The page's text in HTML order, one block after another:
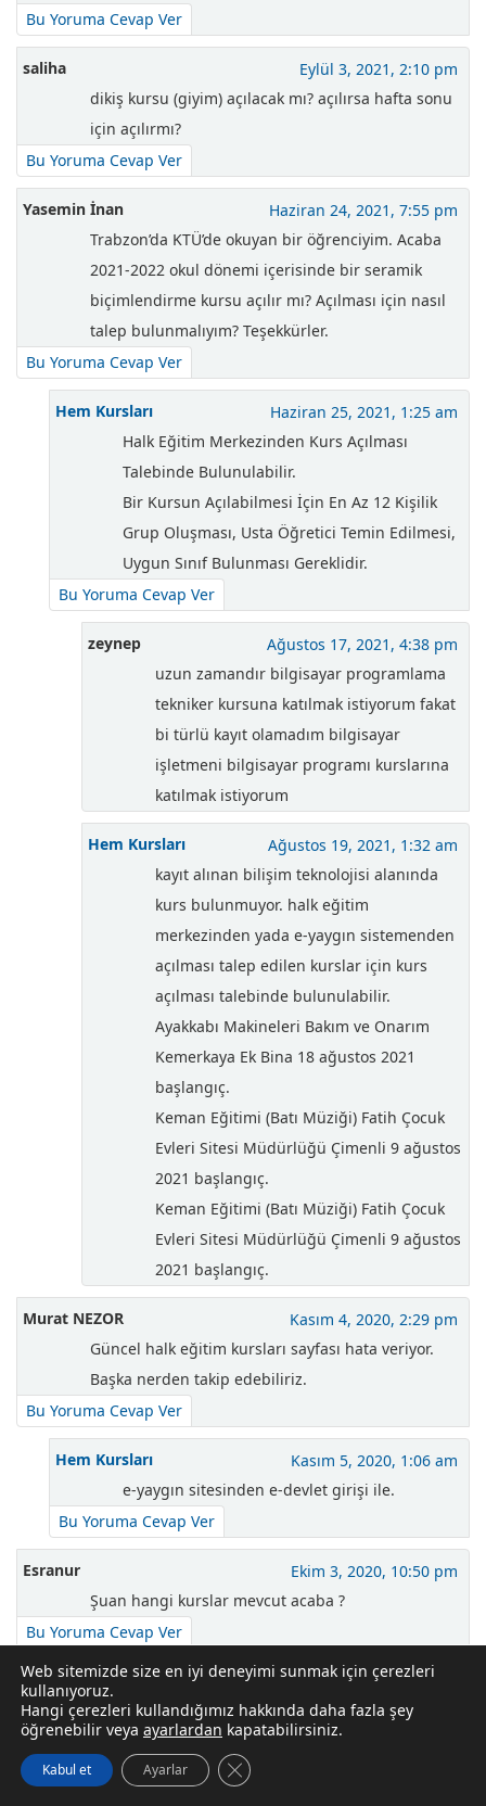
Bu Yoruma Cevap Ver
saliha
Eylül 3, 2021, 2:10 pm
dikiş kursu (giyim) açılacak mı? açılırsa hafta sonu
için açılırmı?
Bu Yoruma Cevap Ver
Yasemin İnan
Haziran 24, 2021, 7:55 pm
Trabzon’da KTÜ’de okuyan bir öğrenciyim. Acaba
2021-2022 okul dönemi içerisinde bir seramik
biçimlendirme kursu açılır mı? Açılması için nasıl
talep bulunmalıyım? Teşekkürler.
Bu Yoruma Cevap Ver
Hem Kursları
Haziran 25, 2021, 1:25 am
Halk Eğitim Merkezinden Kurs Açılması
Talebinde Bulunulabilir.
Bir Kursun Açılabilmesi İçin En Az 12 Kişilik
Grup Oluşması, Usta Öğretici Temin Edilmesi,
Uygun Sınıf Bulunması Gereklidir.
Bu Yoruma Cevap Ver
zeynep
Ağustos 17, 2021, 4:38 pm
uzun zamandır bilgisayar programlama
tekniker kursuna katılmak istiyorum fakat
bi türlü kayıt olamadım bilgisayar
işletmeni bilgisayar programı kurslarına
katılmak istiyorum
Hem Kursları
Ağustos 19, 2021, 1:32 am
kayıt alınan bilişim teknolojisi alanında
kurs bulunmuyor. halk eğitim
merkezinden yada e-yaygın sistemenden
açılması talep edilen kurslar için kurs
açılması talebinde bulunulabilir.
Ayakkabı Makineleri Bakım ve Onarım
Kemerkaya Ek Bina 18 ağustos 2021
başlangıç.
Keman Eğitimi (Batı Müziği) Fatih Çocuk
Evleri Sitesi Müdürlüğü Çimenli 9 ağustos
2021 başlangıç.
Keman Eğitimi (Batı Müziği) Fatih Çocuk
Evleri Sitesi Müdürlüğü Çimenli 9 ağustos
2021 başlangıç.
Murat NEZOR
Kasım 4, 2020, 2:29 pm
Güncel halk eğitim kursları sayfası hata veriyor.
Başka nerden takip edebiliriz.
Bu Yoruma Cevap Ver
Hem Kursları
Kasım 5, 2020, 1:06 am
e-yaygın sitesinden e-devlet girişi ile.
Bu Yoruma Cevap Ver
Esranur
Ekim 3, 2020, 10:50 pm
Şuan hangi kurslar mevcut acaba ?
Bu Yoruma Cevap Ver
Oğuzhan Murat
Eylül 17, 2020, 4:31 pm
Keman kursu hakkında bilgi alabilir miyim acaba,
yeterli talep var mı ve eğer varsa hangi tarihte
başlaması planlanıyor ?
Web sitemizde size en iyi deneyimi sunmak için çerezleri
kullanıyoruz.
Hangi çerezleri kullandığımız hakkında daha fazla şey
öğrenebilir veya ayarlardan kapatabilirsiniz.
Kabul et Ayarlar GDPR çerez şeridini kapat